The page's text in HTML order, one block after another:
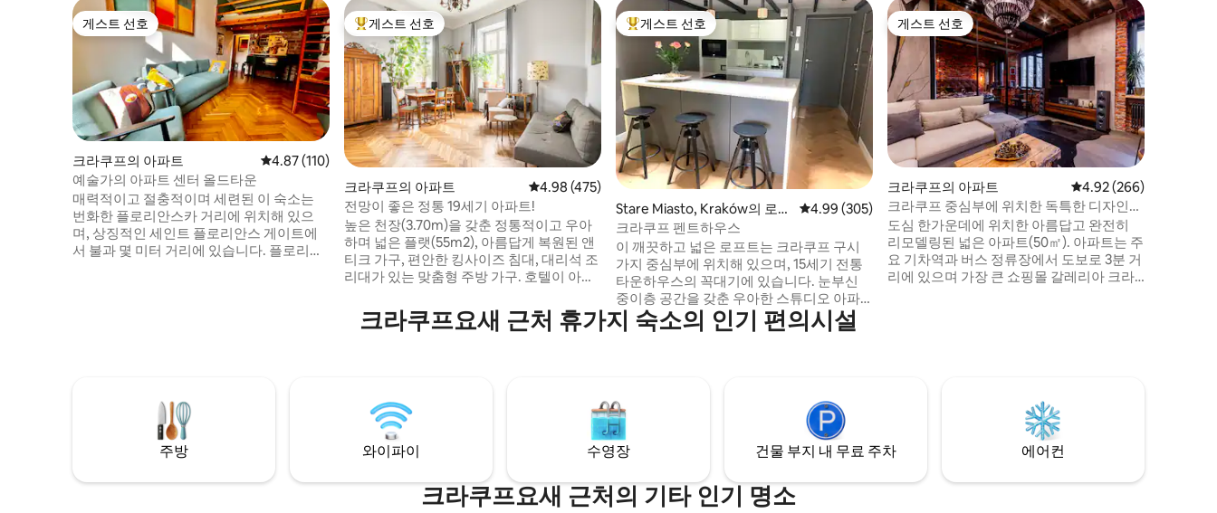
게스트 선호
게스트 선호
크라쿠프의 아파트 평점 4.87점(5점 만점), 후기 110개
4.87 (110)
예술가의 아파트 센터 올드타운
매력적이고 절충적이며 세련된 이 숙소는
번화한 플로리안스카 거리에 위치해 있으
며, 상징적인 세인트 플로리안스 게이트에
서 불과 몇 미터 거리에 있습니다. 플로리안
하루를 보낸 후 평화로운 휴식을 즐길 수 있
상위 게스트 선호
게스트 선호
크라쿠프의 아파트 평점 4.98점(5점 만점), 후기 475개
4.98 (475)
전망이 좋은 정통 19세기 아파트!
높은 천장(3.70m)을 갖춘 정통적이고 우아
하며 넓은 플랫(55m2), 아름답게 복원된 앤
티크 가구, 편안한 킹사이즈 침대, 대리석 조
리대가 있는 맞춤형 주방 가구. 호텔이 아닌
망을 자랑하는 19세기 타운하우스에 위치해
있습니다. 침실 1개, 거실 1개, 무료 와이파
습니다!
상위 게스트 선호
게스트 선호
Stare Miasto, Kraków의 로프
트
평점 4.99점(5점 만점), 후기 305개
4.99 (305)
크라쿠프 펜트하우스
이 깨끗하고 넓은 로프트는 크라쿠프 구시
가지 중심부에 위치해 있으며, 15세기 전통
타운하우스의 꼭대기에 있습니다. 눈부신
중이층 공간을 갖춘 우아한 스튜디오 아파
트입니다. 번화하고 북적이는 마을의 중심
지에 위치하고 있으며, 아파트 안에서는 평
프의 이 아름다운 장소에서 보내는 시간은
앞으로 몇 년 동안 빛나는 추억을 만들어 줄
것입니다.
게스트 선호
게스트 선호
크라쿠프의 아파트 평점 4.92점(5점 만점),
4.92 (266)
크라쿠프 중심부에 위치한 독특한 디자인의
아파트
도심 한가운데에 위치한 아름답고 완전히
리모델링된 넓은 아파트(50㎡). 아파트는 주
요 기차역과 버스 정류장에서 도보로 3분 거
리에 있으며 가장 큰 쇼핑몰 갈레리아 크라
특한 디자인을 가지고 있습니다.
크라쿠프요새 근처 휴가지 숙소의 인기 편의시설
주방 와이파이 수영장 건물 부지 내 무료 주차 에어컨
크라쿠프요새 근처의 기타 인기 명소